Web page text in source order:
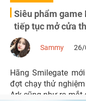
Siêu phẩm game
tiếp tục mở cửa
Sammy 26/
Hãng Smilegate
đợt chạy thử nghiệm
Ark cũng như ra mắt